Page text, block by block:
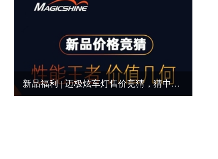
新品福利 | 迈极炫车灯售价竞猜，猜中免费带回家！